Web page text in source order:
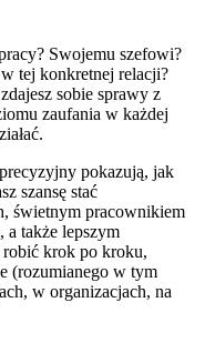
Swojemu szefowi?
tej konkretnej relacji?
sobie sprawy z
zaufania w każdej
pokazują, jak
szansę stać
świetnym pracownikiem
a także lepszym
robić krok po kroku,
(rozumianego w tym
w organizacjach, na